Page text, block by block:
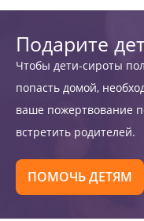
Подарите
Чтобы дети-сироты
попасть домой,
ваше пожертвование
встретить родителей.
ПОМОЧЬ ДЕТЯМ